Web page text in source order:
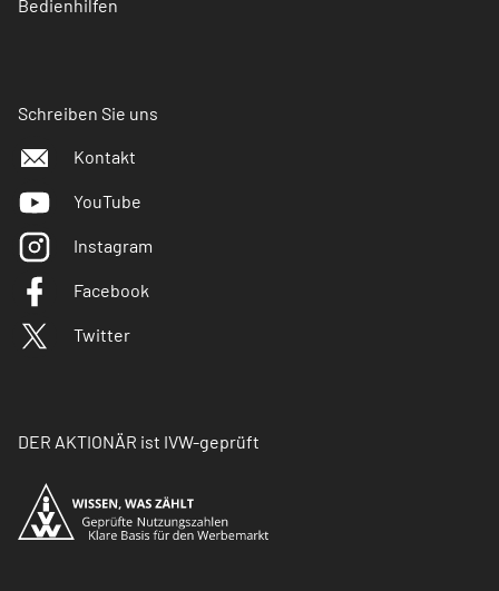
Bedienhilfen
Schreiben Sie uns
Kontakt
YouTube
Instagram
Facebook
Twitter
DER AKTIONÄR ist IVW-geprüft